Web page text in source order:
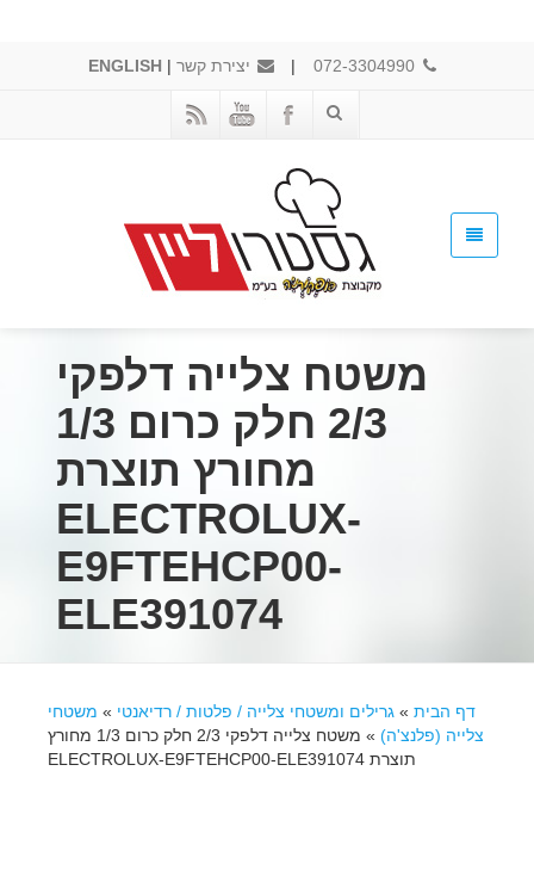
072-3304990
| יצירת קשר |
ENGLISH
משטח צלייה דלפקי
2/3 חלק כרום 1/3
מחורץ תוצרת
ELECTROLUX-
E9FTEHCP00-
ELE391074
דף הבית » גרילים ומשטחי צלייה / פלטות / רדיאנטי » משטחי
צלייה (פלנצ'ה) »
משטח צלייה דלפקי 2/3 חלק כרום 1/3 מחורץ
תוצרת ELECTROLUX-E9FTEHCP00-ELE391074